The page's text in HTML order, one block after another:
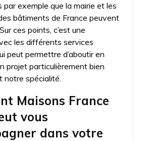
par exemple que la mairie et les
bâtiments de France peuvent
ces points, c’est une
les différents services
peut permettre d’aboutir en
projet particulièrement bien
notre spécialité.
Maisons France
vous
dans votre